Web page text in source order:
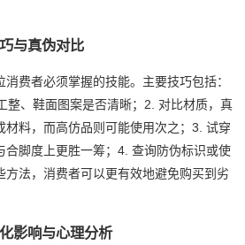
与真伪对比
费者必须掌握的技能。主要技巧包括：
整、鞋面图案是否清晰；2. 对比材质，真
材料，而高仿品则可能使用次之；3. 试穿
合脚度上更胜一筹；4. 查询防伪标识或使
方法，消费者可以更有效地避免购买到劣
影响与心理分析